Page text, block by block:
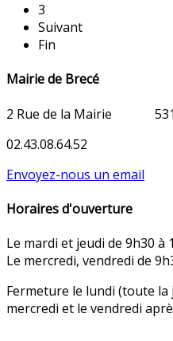
3
Suivant
Fin
Mairie de Brecé
2 Rue de la Mairie
02.43.08.64.52
Envoyez-nous un email
Horaires d'ouverture
Le mardi et jeudi de 9h30 à
Le mercredi, vendredi de
Fermeture le lundi (toute
mercredi et le vendredi